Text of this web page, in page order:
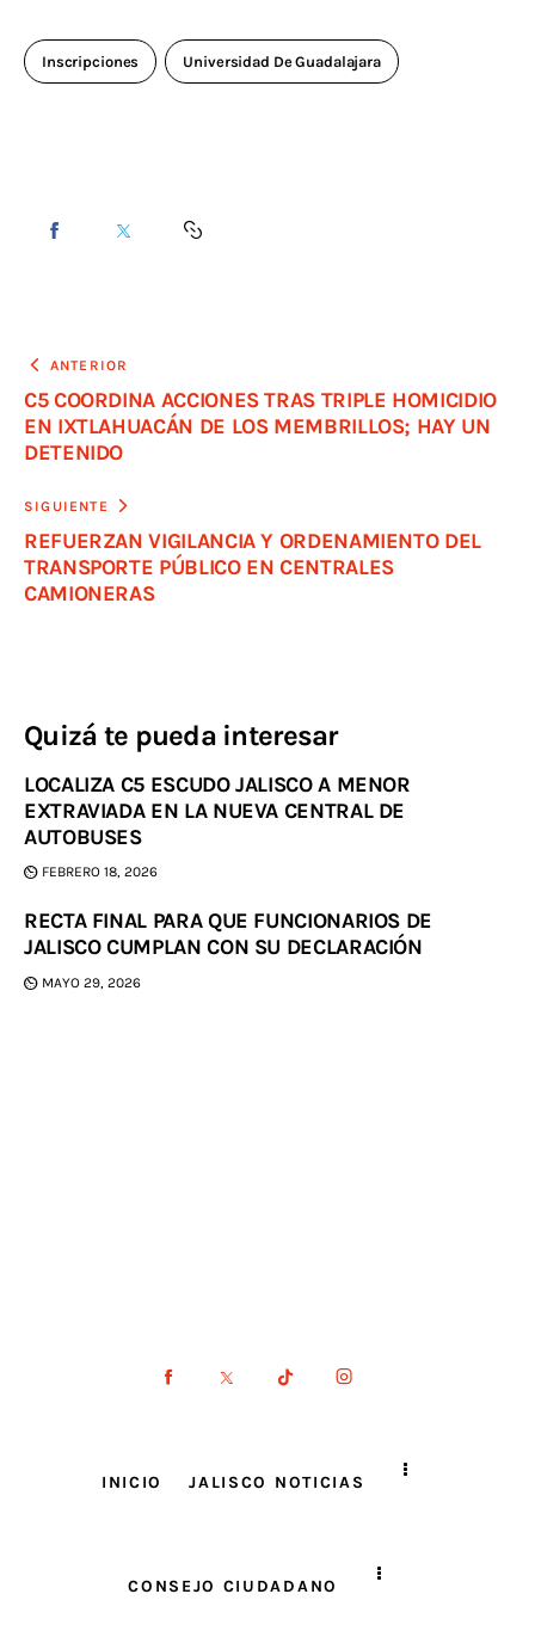
Inscripciones Universidad De Guadalajara
ANTERIOR
C5 COORDINA ACCIONES TRAS TRIPLE HOMICIDIO
EN IXTLAHUACÁN DE LOS MEMBRILLOS; HAY UN
DETENIDO
SIGUIENTE
REFUERZAN VIGILANCIA Y ORDENAMIENTO DEL
TRANSPORTE PÚBLICO EN CENTRALES
CAMIONERAS
Quizá te pueda interesar
LOCALIZA C5 ESCUDO JALISCO A MENOR
EXTRAVIADA EN LA NUEVA CENTRAL DE
AUTOBUSES
FEBRERO 18, 2026
RECTA FINAL PARA QUE FUNCIONARIOS DE
JALISCO CUMPLAN CON SU DECLARACIÓN
MAYO 29, 2026
INICIO JALISCO NOTICIAS
CONSEJO CIUDADANO